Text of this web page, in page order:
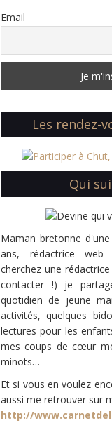
Email
Les rendez-
Qui
Maman bretonne
ans, rédactrice web
cherchez une
contacter !) je
quotidien de jeune
activités, quelques
lectures pour les
mes coups de cœur
minots…
Et si vous en voulez
aussi me retrouver sur
http://